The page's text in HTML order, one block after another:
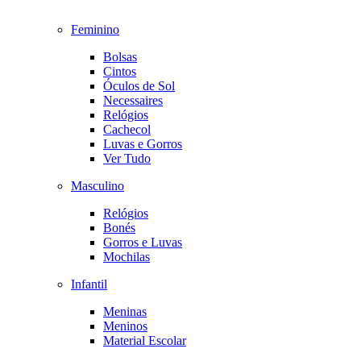
Feminino
Bolsas
Cintos
Óculos de Sol
Necessaires
Relógios
Cachecol
Luvas e Gorros
Ver Tudo
Masculino
Relógios
Bonés
Gorros e Luvas
Mochilas
Infantil
Meninas
Meninos
Material Escolar